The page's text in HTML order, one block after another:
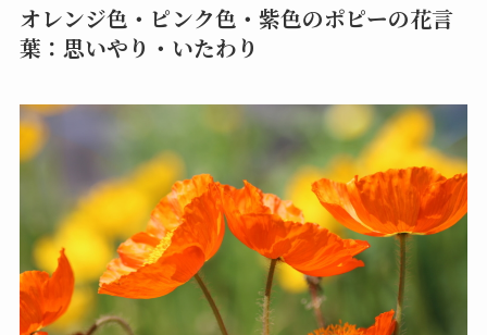
オレンジ色・ピンク色・紫色のポピーの花言
葉：思いやり・いたわり